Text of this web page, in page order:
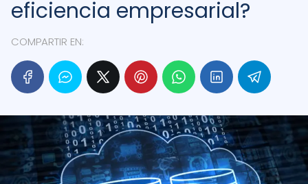
eficiencia empresarial?
COMPARTIR EN: